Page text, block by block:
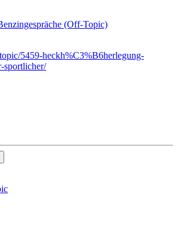
(Off-Topic)
5459-heckh%C3%B6herlegung-
sportlicher/